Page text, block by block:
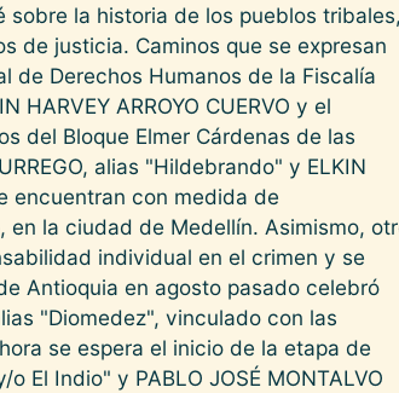
la historia de los pueblos
de justicia. Caminos que se expresan
de Derechos Humanos de la Fiscalía
ARROYO CUERVO y el
del Bloque Elmer Cárdenas de las
alias "Hildebrando" y ELKIN
encuentran con medida de
en la ciudad de Medellín. Asimismo,
individual en el crimen y se
Antioquia en agosto pasado celebró
"Diomedez", vinculado con las
se espera el inicio de la etapa de
El Indio" y PABLO JOSÉ MONTALVO